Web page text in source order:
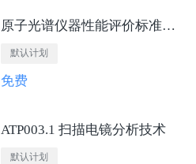
原子光谱仪器性能评价标准解读——T/CSTM 00962-2022（火花光谱仪）&amp; T/CSTM 00964-2022（通则）
默认计划
免费
ATP003.1 扫描电镜分析技术
默认计划